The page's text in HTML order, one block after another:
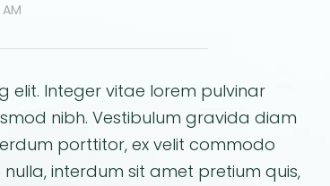
elit. Integer vitae lorem pulvinar
nibh. Vestibulum gravida diam
porttitor, ex velit commodo
interdum sit amet pretium quis,